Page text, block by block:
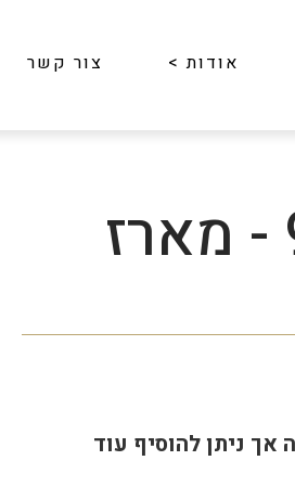
אודות> צור קשר
מארז שי 9 - מארז
אך ניתן להוסיף עוד